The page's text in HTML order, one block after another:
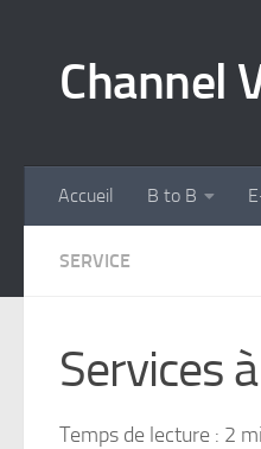
Channel
Accueil B to B
SERVICE
Services
Temps de lecture : 2